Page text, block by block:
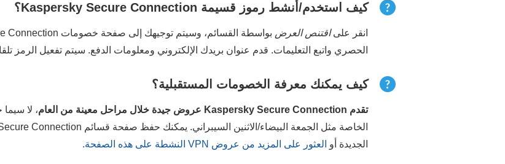
كيف استخدم/أنشط رموز قسيمة Kaspersky Secure Connection؟
انقر علىاقتنص العرض
الحصري واتبع التعليمات. قدم عنوان بريدك الإلكتروني ومعلومات الدفع. سيتم تفعيل الرمز
كيف يمكنك معرفة الخصومات المستقبلية؟
تقدم Kaspersky Secure Connection عروض جيدة خلال مراحل معينة من العام
، لا
الجديدة أو العثور على المزيد من عروض VPN النشطة على هذه الصفحة.